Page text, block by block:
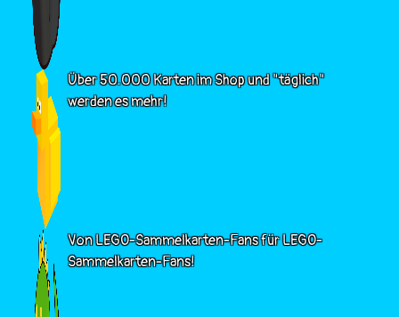
Über 50.000 Karten im Shop und "täglich"
werden es mehr!
Von LEGO-Sammelkarten-Fans für LEGO-
Sammelkarten-Fans!